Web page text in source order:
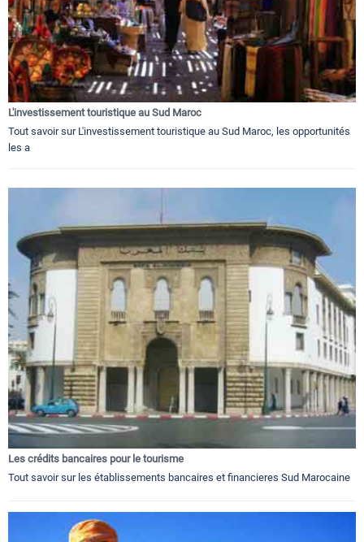
L'investissement touristique au Sud Maroc
Tout savoir sur L'investissement touristique au Sud Maroc, les opportunités
les a
Les crédits bancaires pour le tourisme
Tout savoir sur les établissements bancaires et financieres Sud Marocaine